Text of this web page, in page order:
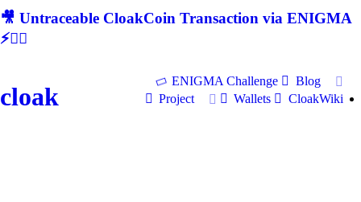
🎥 Untraceable CloakCoin Transaction via ENIGMA
⚡🕵‍♂
cloak
ENIGMA Challenge
Blog
Project
Wallets CloakWiki